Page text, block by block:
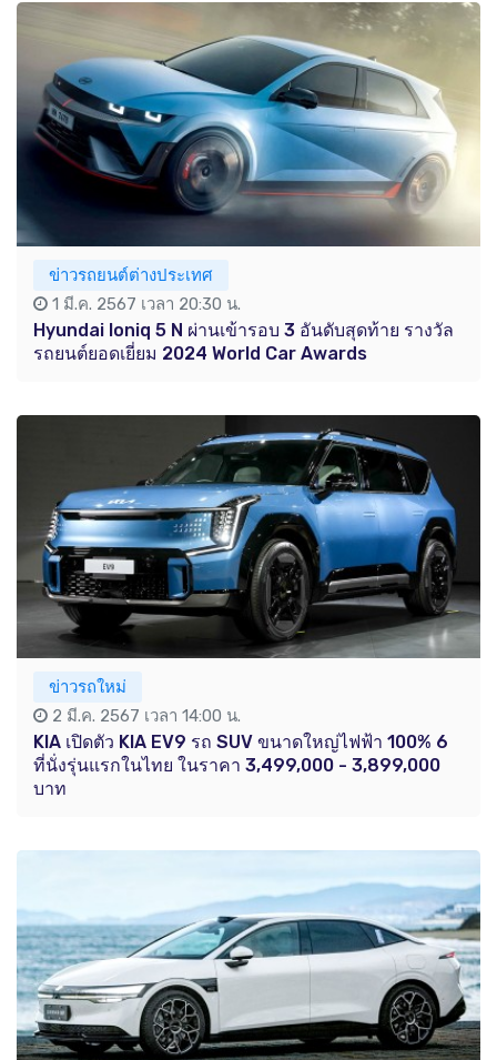
ข่าวรถยนต์ต่างประเทศ
1 มี.ค. 2567 เวลา 20:30 น.
Hyundai Ioniq 5 N ผ่านเข้ารอบ 3 อันดับสุดท้าย รางวัล
รถยนต์ยอดเยี่ยม 2024 World Car Awards
ข่าวรถใหม่
2 มี.ค. 2567 เวลา 14:00 น.
KIA เปิดตัว KIA EV9 รถ SUV ขนาดใหญ่ไฟฟ้า 100% 6
ที่นั่งรุ่นแรกในไทย ในราคา 3,499,000 - 3,899,000
บาท